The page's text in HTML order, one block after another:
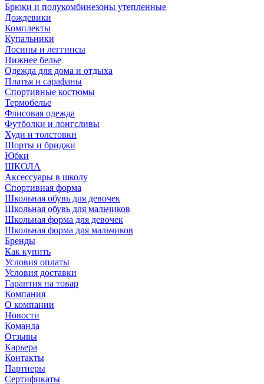
Брюки и полукомбинезоны утепленные
Дождевики
Комплекты
Купальники
Лосины и леггинсы
Нижнее белье
Одежда для дома и отдыха
Платья и сарафаны
Спортивные костюмы
Термобелье
Флисовая одежда
Футболки и лонгсливы
Худи и толстовки
Шорты и бриджи
Юбки
ШКОЛА
Аксессуары в школу
Спортивная форма
Школьная обувь для девочек
Школьная обувь для мальчиков
Школьная форма для девочек
Школьная форма для мальчиков
Бренды
Как купить
Условия оплаты
Условия доставки
Гарантия на товар
Компания
О компании
Новости
Команда
Отзывы
Карьера
Контакты
Партнеры
Сертификаты